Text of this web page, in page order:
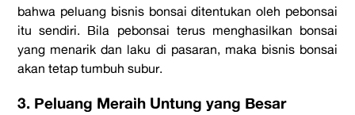
bahwa peluang bisnis bonsai ditentukan oleh pebonsai
itu sendiri. Bila pebonsai terus menghasilkan bonsai
yang menarik dan laku di pasaran, maka bisnis bonsai
akan tetap tumbuh subur.
3. Peluang Meraih Untung yang Besar